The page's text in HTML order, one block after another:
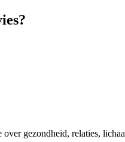
gezondheid, relaties,